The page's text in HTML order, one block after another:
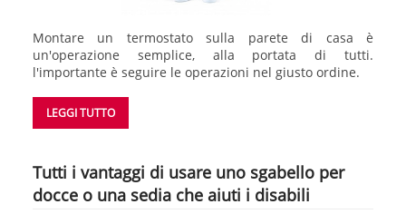
Montare un termostato sulla parete di casa è
un'operazione semplice, alla portata di tutti.
l'importante è seguire le operazioni nel giusto ordine.
LEGGI TUTTO
Tutti i vantaggi di usare uno sgabello per
docce o una sedia che aiuti i disabili